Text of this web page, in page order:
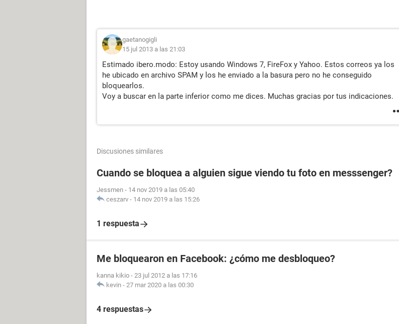
gaetanogigli
15 jul 2013 a las 21:03
Estimado ibero.modo: Estoy usando Windows 7, FireFox y Yahoo. Estos correos ya los
he ubicado en archivo SPAM y los he enviado a la basura pero no he conseguido
bloquearlos.
Voy a buscar en la parte inferior como me dices. Muchas gracias por tus indicaciones.
Discusiones similares
Cuando se bloquea a alguien sigue viendo tu foto en messsenger?
Jessmen - 14 nov 2019 a las 05:40
ceszarv - 14 nov 2019 a las 15:26
1 respuesta
Me bloquearon en Facebook: ¿cómo me desbloqueo?
kanna kikio - 23 jul 2012 a las 17:16
kevin - 27 mar 2020 a las 00:30
4 respuestas